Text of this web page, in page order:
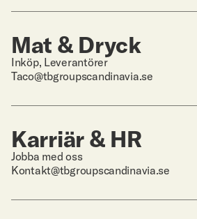
Mat & Dryck
Inköp, Leverantörer
Taco@tbgroupscandinavia.se
Karriär & HR
Jobba med oss
Kontakt@tbgroupscandinavia.se